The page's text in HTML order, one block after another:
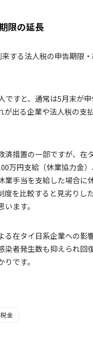
限の延長
する法人税の申告期限
ですと、通常は5月末が
が出る企業や法人税の支
済措置の一部ですが、
万円支給（休業協力金
業手当を支給した場合に
度を比較すると見劣りし
ます。
る在タイ日系企業への影
染者発生数も抑えられ回
です。
税金